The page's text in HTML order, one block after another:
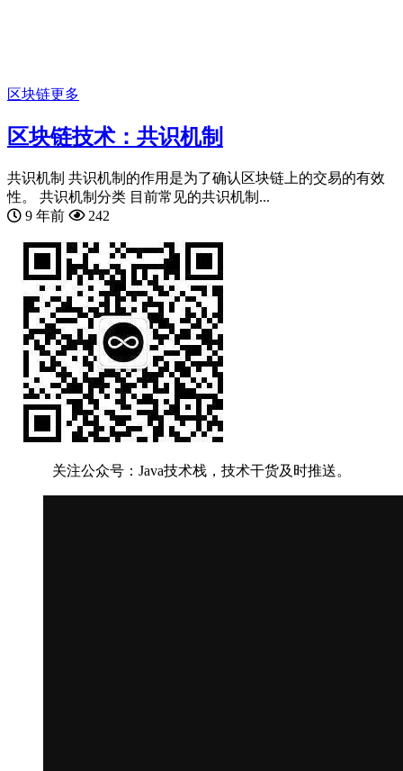
区块链更多
区块链技术：共识机制
共识机制 共识机制的作用是为了确认区块链上的交易的有效
性。 共识机制分类 目前常见的共识机制...
9 年前
242
关注公众号：Java技术栈，技术干货及时推送。